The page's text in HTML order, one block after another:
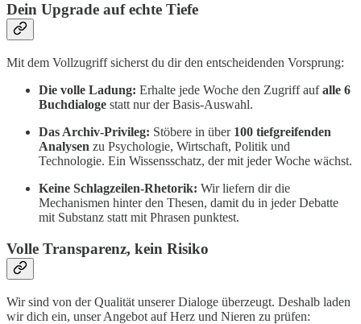
Dein Upgrade auf echte Tiefe
Mit dem Vollzugriff sicherst du dir den entscheidenden Vorsprung:
Die volle Ladung: Erhalte jede Woche den Zugriff aufalle 6
Buchdialoge statt nur der Basis-Auswahl.
Das Archiv-Privileg: Stöbere in über 100 tiefgreifenden
Analysen zu Psychologie, Wirtschaft, Politik und
Technologie. Ein Wissensschatz, der mit jeder Woche wächst.
Keine Schlagzeilen-Rhetorik: Wir liefern dir die
Mechanismen hinter den Thesen, damit du in jeder Debatte
mit Substanz statt mit Phrasen punktest.
Volle Transparenz, kein Risiko
Wir sind von der Qualität unserer Dialoge überzeugt. Deshalb laden
wir dich ein, unser Angebot auf Herz und Nieren zu prüfen: